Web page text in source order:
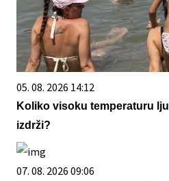
05. 08. 2026 14:12
Koliko visoku temperaturu
izdrži?
07. 08. 2026 09:06